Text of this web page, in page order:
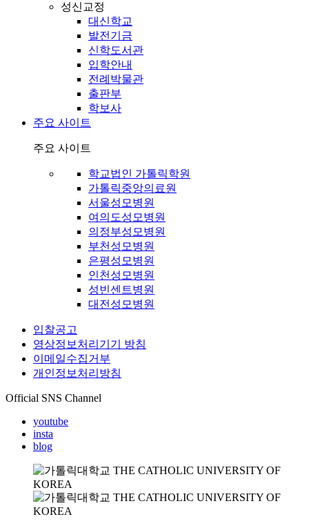
성신교정
대신학교
발전기금
신학도서관
입학안내
전례박물관
출판부
학보사
주요 사이트
주요 사이트
학교법인 가톨릭학원
가톨릭중앙의료원
서울성모병원
여의도성모병원
의정부성모병원
부천성모병원
은평성모병원
인천성모병원
성빈센트병원
대전성모병원
입찰공고
영상정보처리기기 방침
이메일수집거부
개인정보처리방침
Official SNS Channel
youtube
insta
blog